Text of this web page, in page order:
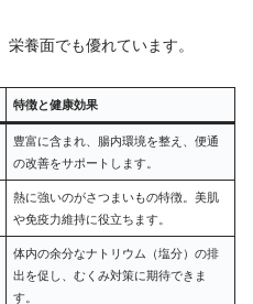
養面でも優れています。
特徴と健康効果
豊富に含まれ、腸内環境を整え、便通
の改善をサポートします。
熱に強いのがさつまいもの特徴。美肌
や免疫力維持に役立ちます。
体内の余分なナトリウム（塩分）の排
出を促し、むくみ対策に期待できま
す。